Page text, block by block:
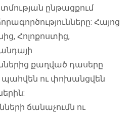
ընթացքում
Հայոց
Հոլոքոստից,
քաղված դասերը
ու փոխանցվեն
ճանաչումն ու